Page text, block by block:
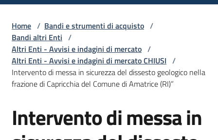
telematici
L'Agenzia
Bandi
Home / Bandi e strumenti di acquisto /
Bandi altri Enti /
Altri Enti - Avvisi e indagini di mercato /
Altri Enti - Avvisi e indagini di mercato CHIUSI /
Intervento di messa in sicurezza del dissesto geologico nella
frazione di Capricchia del Comune di Amatrice (RI)”
Salta al contenuto
Intervento di messa in